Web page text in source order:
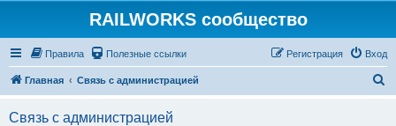
RAILWORKS сообщество
Правила Полезные ссылки Вход
Регистрация
Главная Связь с администрацией
Связь с администрацией